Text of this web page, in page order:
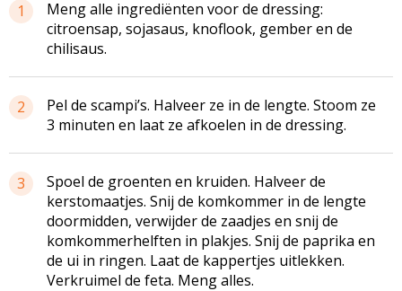
1
Meng alle ingrediënten voor de dressing:
citroensap, sojasaus, knoflook, gember en de
chilisaus.
2
Pel de scampi’s. Halveer ze in de lengte. Stoom ze
3 minuten en laat ze afkoelen in de dressing.
3
Spoel de groenten en kruiden. Halveer de
kerstomaatjes. Snij de komkommer in de lengte
doormidden, verwijder de zaadjes en snij de
komkommerhelften in plakjes. Snij de paprika en
de ui in ringen. Laat de kappertjes uitlekken.
Verkruimel de feta. Meng alles.